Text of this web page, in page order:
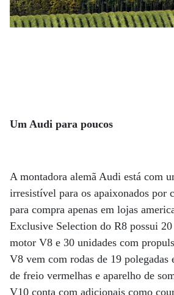
Um Audi para poucos
A montadora alemã Audi está com
irresistível para os apaixonados por
para compra apenas em lojas
Exclusive Selection do R8 possui
motor V8 e 30 unidades com
V8 vem com rodas de 19 polegadas
de freio vermelhas e aparelho de
V10 conta com adicionais como